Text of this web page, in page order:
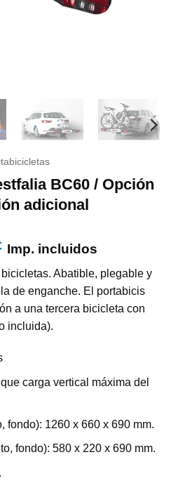
BC60 / Opción
adicional
El
actual
es:
574,75 €.
Imp. incluidos
Abatible, plegable y
de enganche. El portabicis
a una tercera bicicleta con
incluida).
carga vertical máxima del
fondo): 1260 x 660 x 690 mm.
fondo): 580 x 220 x 690 mm.